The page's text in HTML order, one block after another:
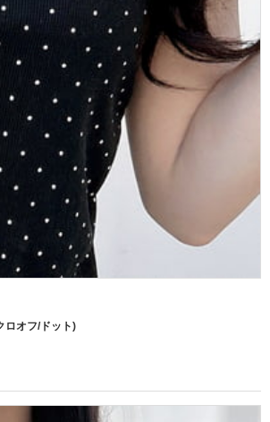
ロオフ/ドット)